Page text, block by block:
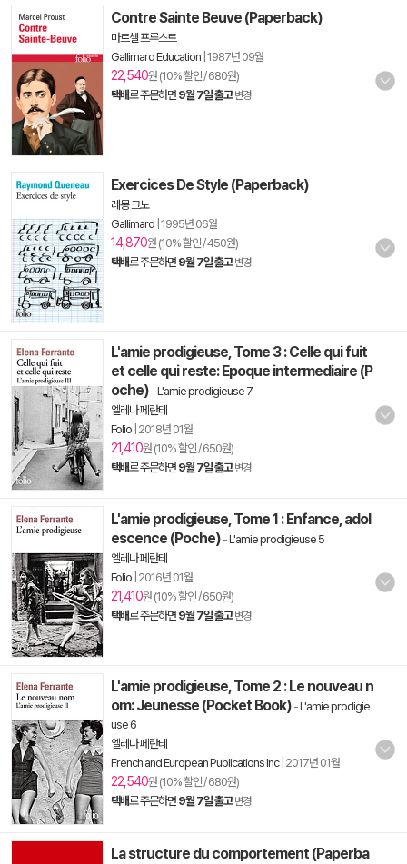
Contre Sainte Beuve (Paperback)
마르셀 프루스트
Gallimard Education 1987년 09월
22,540원 (10% 할인 / 680원)
택배로 주문하면 9월 7일 출고 변경
Exercices De Style (Paperback)
레몽 크노
Gallimard 1995년 06월
14,870원 (10% 할인 / 450원)
택배로 주문하면 9월 7일 출고 변경
L'amie prodigieuse, Tome 3 : Celle qui fuit
et celle qui reste: Epoque intermediaire (P
oche) -L'amie prodigieuse 7
엘레나 페란테
Folio 2018년 01월
21,410원 (10% 할인 / 650원)
택배로 주문하면 9월 7일 출고 변경
L'amie prodigieuse, Tome 1 : Enfance, adol
escence (Poche) -L'amie prodigieuse 5
엘레나 페란테
Folio 2016년 01월
21,410원 (10% 할인 / 650원)
택배로 주문하면 9월 7일 출고 변경
L'amie prodigieuse, Tome 2 : Le nouveau n
om: Jeunesse (Pocket Book) -L'amie prodigie
use 6
엘레나 페란테
French and European Publications Inc| 2017년 01월
22,540원 (10% 할인 / 680원)
택배로 주문하면 9월 7일 출고 변경
La structure du comportement (Paperba